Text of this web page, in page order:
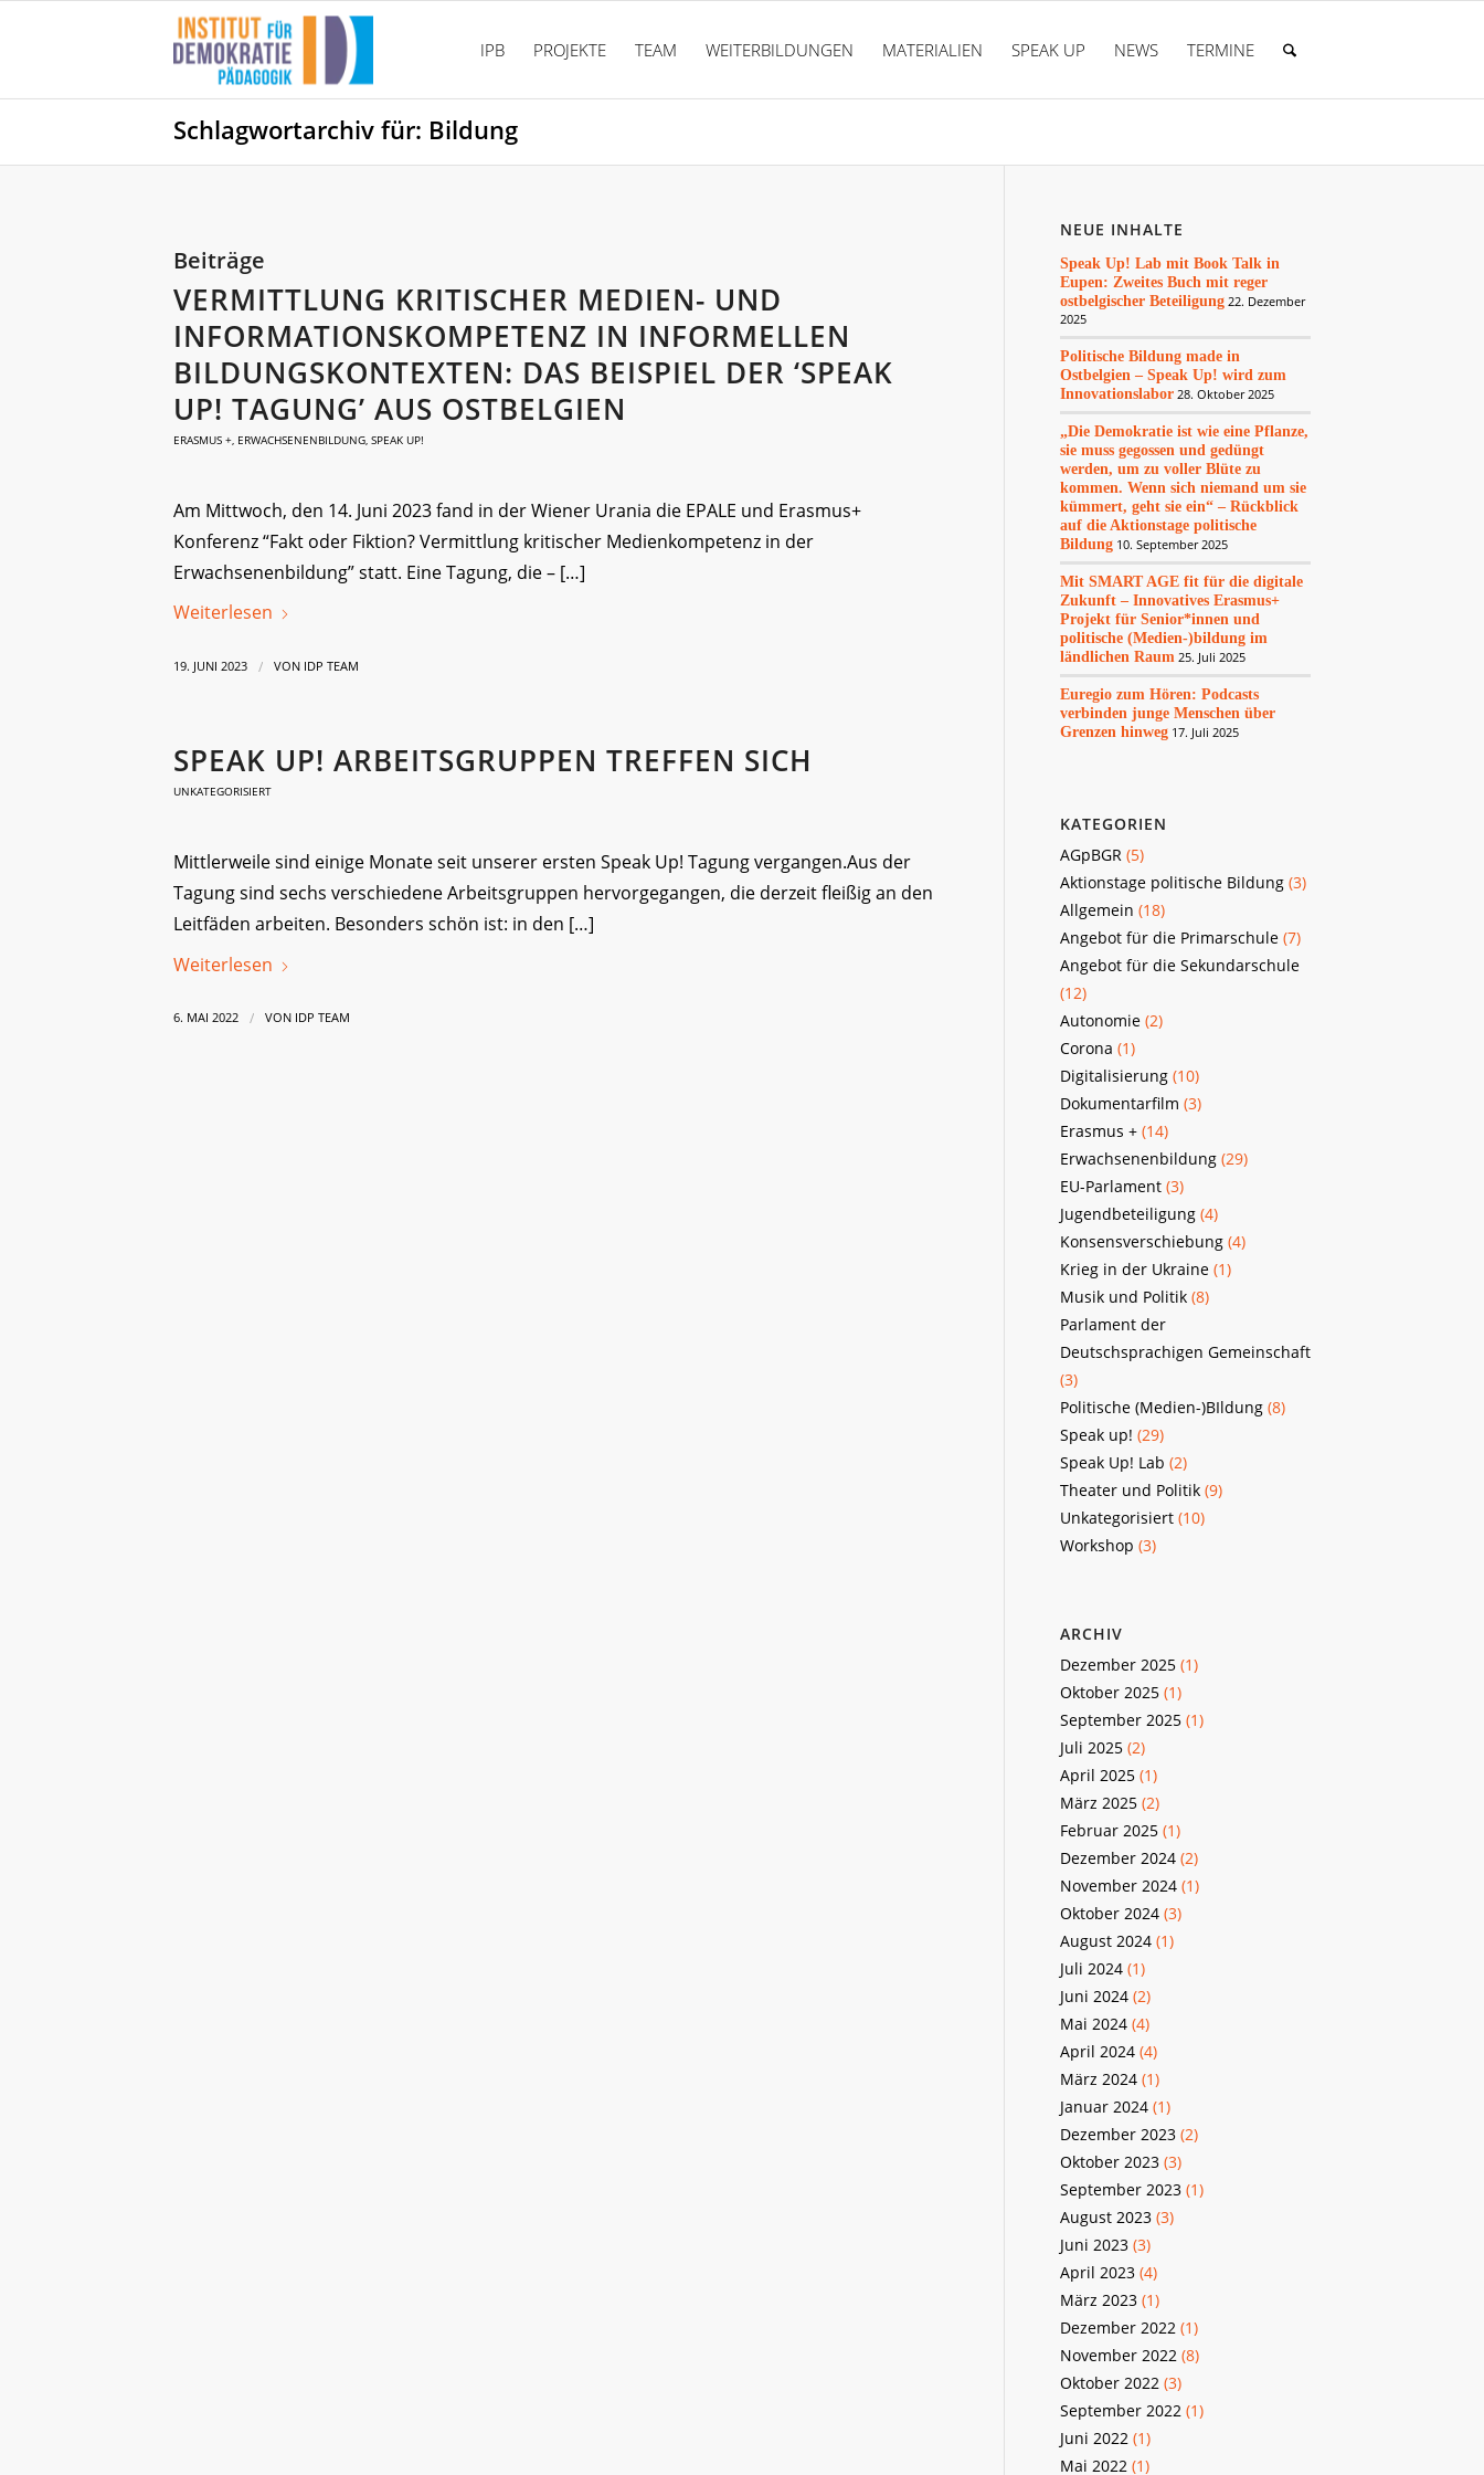
IPB PROJEKTE TEAM WEITERBILDUNGEN MATERIALIEN SPEAK UP NEWS TERMINE
Schlagwortarchiv für: Bildung
Beiträge
VERMITTLUNG KRITISCHER MEDIEN- UND
INFORMATIONSKOMPETENZ IN INFORMELLEN
BILDUNGSKONTEXTEN: DAS BEISPIEL DER ‘SPEAK
UP! TAGUNG’ AUS OSTBELGIEN
ERASMUS +, ERWACHSENENBILDUNG, SPEAK UP!
Am Mittwoch, den 14. Juni 2023 fand in der Wiener Urania die EPALE und Erasmus+
Konferenz “Fakt oder Fiktion? Vermittlung kritischer Medienkompetenz in der
Erwachsenenbildung” statt. Eine Tagung, die – […]
Weiterlesen
19. JUNI 2023 / VON IDP TEAM
SPEAK UP! ARBEITSGRUPPEN TREFFEN SICH
UNKATEGORISIERT
Mittlerweile sind einige Monate seit unserer ersten Speak Up! Tagung vergangen.Aus der
Tagung sind sechs verschiedene Arbeitsgruppen hervorgegangen, die derzeit fleißig an den
Leitfäden arbeiten. Besonders schön ist: in den […]
Weiterlesen
6. MAI 2022 / VON IDP TEAM
NEUE INHALTE
Speak Up! Lab mit Book Talk in
Eupen: Zweites Buch mit reger
ostbelgischer Beteiligung 22. Dezember
2025
Politische Bildung made in
Ostbelgien – Speak Up! wird zum
Innovationslabor 28. Oktober 2025
„Die Demokratie ist wie eine Pflanze,
sie muss gegossen und gedüngt
werden, um zu voller Blüte zu
kommen. Wenn sich niemand um sie
kümmert, geht sie ein“ – Rückblick
auf die Aktionstage politische
Bildung 10. September 2025
Mit SMART AGE fit für die digitale
Zukunft – Innovatives Erasmus+
Projekt für Senior*innen und
politische (Medien-)bildung im
ländlichen Raum 25. Juli 2025
Euregio zum Hören: Podcasts
verbinden junge Menschen über
Grenzen hinweg 17. Juli 2025
KATEGORIEN
AGpBGR(5)
Aktionstage politische Bildung(3)
Allgemein (18)
Angebot für die Primarschule(7)
Angebot für die Sekundarschule
(12)
Autonomie(2)
Corona (1)
Digitalisierung(10)
Dokumentarfilm (3)
Erasmus +(14)
Erwachsenenbildung(29)
EU-Parlament(3)
Jugendbeteiligung(4)
Konsensverschiebung(4)
Krieg in der Ukraine(1)
Musik und Politik(8)
Parlament der
Deutschsprachigen Gemeinschaft
(3)
Politische (Medien-)BIldung(8)
Speak up! (29)
Speak Up! Lab (2)
Theater und Politik(9)
Unkategorisiert(10)
Workshop (3)
ARCHIV
Dezember 2025(1)
Oktober 2025(1)
September 2025(1)
Juli 2025(2)
April 2025(1)
März 2025(2)
Februar 2025(1)
Dezember 2024(2)
November 2024(1)
Oktober 2024(3)
August 2024(1)
Juli 2024(1)
Juni 2024(2)
Mai 2024(4)
April 2024(4)
März 2024(1)
Januar 2024(1)
Dezember 2023(2)
Oktober 2023(3)
September 2023(1)
August 2023(3)
Juni 2023(3)
April 2023(4)
März 2023(1)
Dezember 2022(1)
November 2022(8)
Oktober 2022(3)
September 2022(1)
Juni 2022(1)
Mai 2022(1)